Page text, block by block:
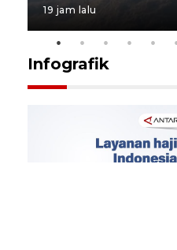
19 jam lalu
Infografik